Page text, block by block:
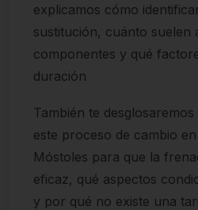
explicamos cómo
sustitución, cuánto suelen
componentes y qué
duración
También te
este proceso de cambio
Móstoles para que la
eficaz, qué aspectos
y por qué no existe una